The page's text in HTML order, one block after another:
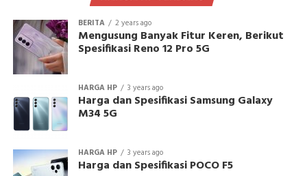
BERITA 2 years ago
Mengusung Banyak Fitur Keren, Berikut
Spesifikasi Reno 12 Pro 5G
HARGA HP 3 years ago
Harga dan Spesifikasi Samsung Galaxy
M34 5G
HARGA HP 3 years ago
Harga dan Spesifikasi POCO F5